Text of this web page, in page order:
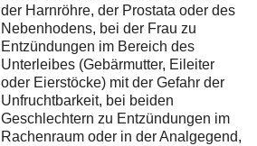
der Harnröhre, der Prostata oder des
Nebenhodens, bei der Frau zu
Entzündungen im Bereich des
Unterleibes (Gebärmutter, Eileiter
oder Eierstöcke) mit der Gefahr der
Unfruchtbarkeit, bei beiden
Geschlechtern zu Entzündungen im
Rachenraum oder in der Analgegend,